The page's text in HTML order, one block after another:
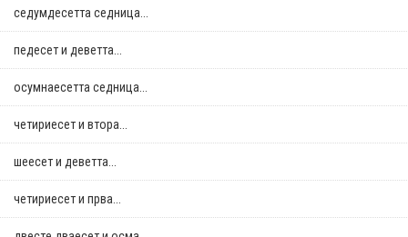
седумдесетта седница...
педесет и деветта...
осумнaесетта седница...
четириесет и втора...
шеесет и деветта...
четириесет и прва...